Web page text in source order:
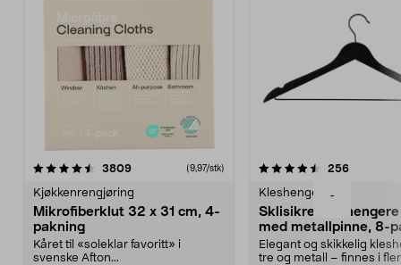
-
3809anmeldelser(9,97/stk)
Kjøkkenrengjøring
Mikrofiberklut 32 x 31 cm, 4-
pakning
Kåret til «soleklar favoritt» i
svenske Afton...
4.5av 5 stjerner 256
Kleshengere
Sklisikre
med metallpinne, 8-
Elegant og skikkelig
tre og metall – finnes i
4.5av 5 stjerner